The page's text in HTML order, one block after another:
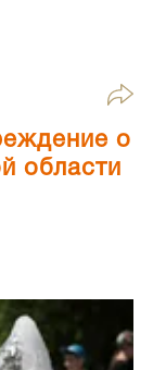
о
области